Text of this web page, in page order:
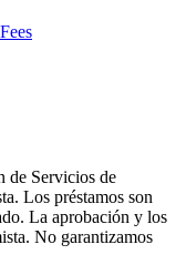
de Servicios de
Los préstamos son
La aprobación y los
No garantizamos